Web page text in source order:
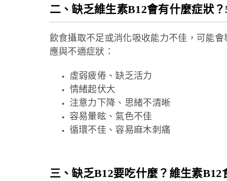
二、缺乏維生素B12會有什麼症狀
飲食攝取不足或消化吸收能力不佳，可能
應與不適症狀：
虛弱疲倦、缺乏活力
情緒起伏大
注意力下降、思緒不清晰
容易暈眩、氣色不佳
循環不佳、容易麻木刺痛
三、缺乏B12要吃什麼？維生素B12